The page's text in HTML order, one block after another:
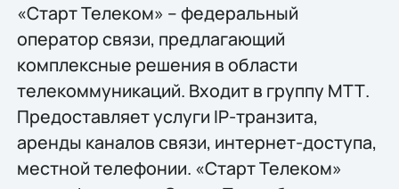
«Старт Телеком» – федеральный
оператор связи, предлагающий
комплексные решения в области
телекоммуникаций. Входит в группу МТТ.
Предоставляет услуги IP-транзита,
аренды каналов связи, интернет-доступа,
местной телефонии. «Старт Телеком»